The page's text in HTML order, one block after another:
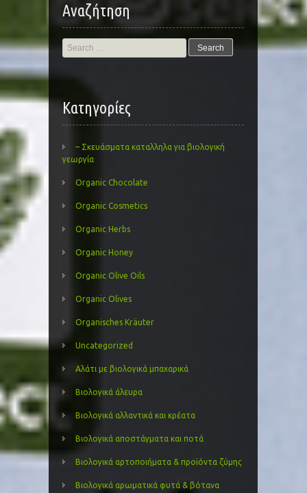
Αναζήτηση
Search
for:
Kατηγορίες
– Σκευάσματα καταλληλα για βιολογική
γεωργία
Organic Chocolate
Organic Cosmetics
Organic Herbs
Organic Honey
Organic Olive Oils
Organic Olives
Organisches Kräuter
Uncategorized
Αλάτι με βιολογικά μπαχαρικά
Βιολογικά άλευρα
Βιολογικά αλλαντικά και κρέατα
Βιολογικά αποστάγματα και ποτά
Βιολογικά αρτοποιήματα & προϊόντα ζύμης
Βιολογικά αρωματικά φυτά & βότανα